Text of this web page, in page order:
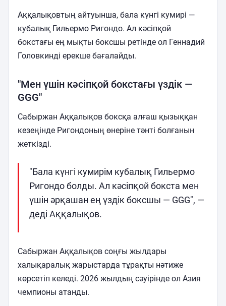
Аққалықовтың айтуынша, бала күнгі кумирі —
кубалық Гильермо Ригондо. Ал кәсіпқой
бокстағы ең мықты боксшы ретінде ол Геннадий
Головкинді ерекше бағалайды.
"Мен үшін кәсіпқой бокстағы үздік —
GGG"
Сабыржан Аққалықов боксқа алғаш қызыққан
кезеңінде Ригондоның өнеріне тәнті болғанын
жеткізді.
"Бала күнгі кумирім кубалық Гильермо
Ригондо болды. Ал кәсіпқой бокста мен
үшін әрқашан ең үздік боксшы — GGG", —
деді Аққалықов.
Сабыржан Аққалықов соңғы жылдары
халықаралық жарыстарда тұрақты нәтиже
көрсетіп келеді. 2026 жылдың сәуірінде ол Азия
чемпионы атанды.